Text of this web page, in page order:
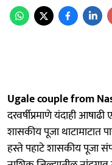
Ugale couple from
दरवर्षीप्रमाणे यंदाही
शासकीय पूजा थाटामाटात
हस्ते पहाटे शासकीय पूजा